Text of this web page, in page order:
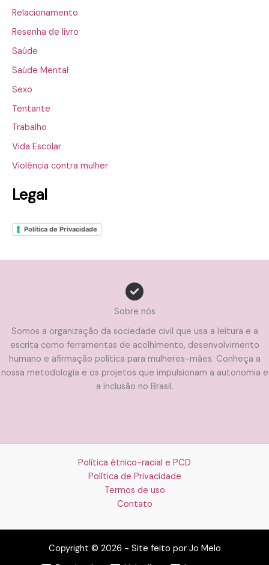
Relacionamento
Resenha de livro
Saúde
Saúde Mental
Sexo
Tentante
Trabalho
Vida Escolar
Violência contra mulher
Legal
Política de Privacidade
Sobre nós
Somos a organização da sociedade civil que usa a leitura e a
escrita como ferramentas de acolhimento, desenvolvimento
humano e afirmação política para mulheres-mães. Conheça a
nossa metodologia e os projetos que impulsionam a autonomia e
a inclusão no Brasil.
Política étnico-racial e PCD
Política de Privacidade
Termos de uso
Contato
Copyright © 2026 - Site feito por Jo Melo